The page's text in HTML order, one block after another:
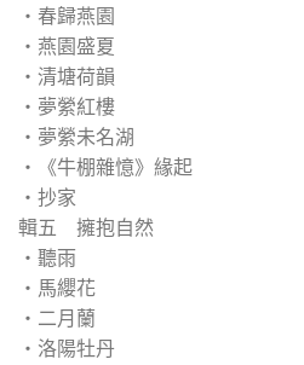
‧春歸燕園
‧燕園盛夏
‧清塘荷韻
‧夢縈紅樓
‧夢縈未名湖
‧《牛棚雜憶》緣起
‧抄家
輯五 擁抱自然
‧聽雨
‧馬纓花
‧二月蘭
‧洛陽牡丹